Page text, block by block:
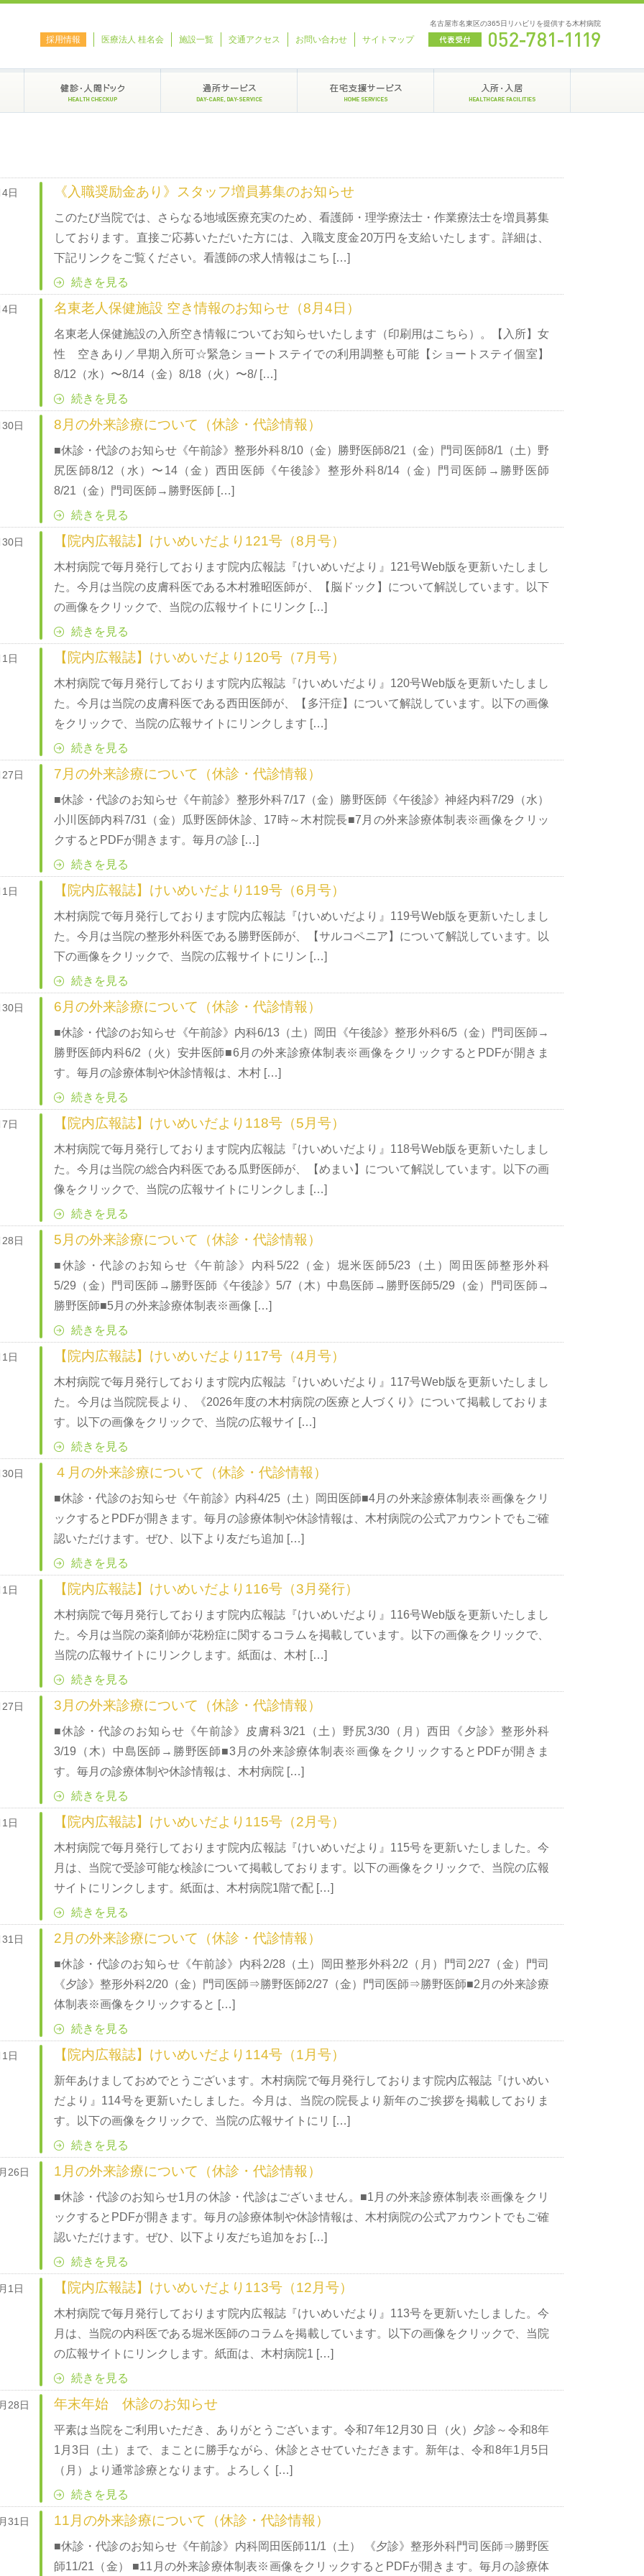
名古屋市名東区の365日リハビリを提供する木村病院
採用情報 医療法人 桂名会 施設一覧 交通アクセス お問い合わせ サイトマップ
日 《入職奨励金あり》スタッフ増員募集のお知らせ
このたび当院では、さらなる地域医療充実のため、看護師・理学療法士・作業療法士を増員募集
しております。直接ご応募いただいた方には、入職支度金20万円を支給いたします。詳細は、
下記リンクをご覧ください。看護師の求人情報はこち […]
続きを見る
日 名東老人保健施設 空き情報のお知らせ（8月4日）
名東老人保健施設の入所空き情報についてお知らせいたします（印刷用はこちら）。【入所】女
性 空きあり／早期入所可☆緊急ショートステイでの利用調整も可能【ショートステイ個室】
8/12（水）〜8/14（金）8/18（火）〜8/ […]
続きを見る
日 8月の外来診療について（休診・代診情報）
■休診・代診のお知らせ《午前診》整形外科8/10（金）勝野医師8/21（金）門司医師8/1（土）野
尻医師8/12（水）〜14（金）西田医師《午後診》整形外科8/14（金）門司医師→勝野医師
8/21（金）門司医師→勝野医師 […]
続きを見る
日 【院内広報誌】けいめいだより121号（8月号）
木村病院で毎月発行しております院内広報誌『けいめいだより』121号Web版を更新いたしまし
た。今月は当院の皮膚科医である木村雅昭医師が、【脳ドック】について解説しています。以下
の画像をクリックで、当院の広報サイトにリンク […]
続きを見る
日 【院内広報誌】けいめいだより120号（7月号）
木村病院で毎月発行しております院内広報誌『けいめいだより』120号Web版を更新いたしまし
た。今月は当院の皮膚科医である西田医師が、【多汗症】について解説しています。以下の画像
をクリックで、当院の広報サイトにリンクします […]
続きを見る
日 7月の外来診療について（休診・代診情報）
■休診・代診のお知らせ《午前診》整形外科7/17（金）勝野医師《午後診》神経内科7/29（水）
小川医師内科7/31（金）瓜野医師休診、17時～木村院長■7月の外来診療体制表※画像をクリッ
クするとPDFが開きます。毎月の診 […]
続きを見る
日 【院内広報誌】けいめいだより119号（6月号）
木村病院で毎月発行しております院内広報誌『けいめいだより』119号Web版を更新いたしまし
た。今月は当院の整形外科医である勝野医師が、【サルコペニア】について解説しています。以
下の画像をクリックで、当院の広報サイトにリン […]
続きを見る
日 6月の外来診療について（休診・代診情報）
■休診・代診のお知らせ《午前診》内科6/13（土）岡田《午後診》整形外科6/5（金）門司医師→
勝野医師内科6/2（火）安井医師■6月の外来診療体制表※画像をクリックするとPDFが開きま
す。毎月の診療体制や休診情報は、木村 […]
続きを見る
日 【院内広報誌】けいめいだより118号（5月号）
木村病院で毎月発行しております院内広報誌『けいめいだより』118号Web版を更新いたしまし
た。今月は当院の総合内科医である瓜野医師が、【めまい】について解説しています。以下の画
像をクリックで、当院の広報サイトにリンクしま […]
続きを見る
日 5月の外来診療について（休診・代診情報）
■休診・代診のお知らせ《午前診》内科5/22（金）堀米医師5/23（土）岡田医師整形外科
5/29（金）門司医師→勝野医師《午後診》5/7（木）中島医師→勝野医師5/29（金）門司医師→
勝野医師■5月の外来診療体制表※画像 […]
続きを見る
日 【院内広報誌】けいめいだより117号（4月号）
木村病院で毎月発行しております院内広報誌『けいめいだより』117号Web版を更新いたしまし
た。今月は当院院長より、《2026年度の木村病院の医療と人づくり》について掲載しておりま
す。以下の画像をクリックで、当院の広報サイ […]
続きを見る
日 ４月の外来診療について（休診・代診情報）
■休診・代診のお知らせ《午前診》内科4/25（土）岡田医師■4月の外来診療体制表※画像をクリ
ックするとPDFが開きます。毎月の診療体制や休診情報は、木村病院の公式アカウントでもご確
認いただけます。ぜひ、以下より友だち追加 […]
続きを見る
日 【院内広報誌】けいめいだより116号（3月発行）
木村病院で毎月発行しております院内広報誌『けいめいだより』116号Web版を更新いたしまし
た。今月は当院の薬剤師が花粉症に関するコラムを掲載しています。以下の画像をクリックで、
当院の広報サイトにリンクします。紙面は、木村 […]
続きを見る
日 3月の外来診療について（休診・代診情報）
■休診・代診のお知らせ《午前診》皮膚科3/21（土）野尻3/30（月）西田《夕診》整形外科
3/19（木）中島医師→勝野医師■3月の外来診療体制表※画像をクリックするとPDFが開きま
す。毎月の診療体制や休診情報は、木村病院 […]
続きを見る
日 【院内広報誌】けいめいだより115号（2月号）
木村病院で毎月発行しております院内広報誌『けいめいだより』115号を更新いたしました。今
月は、当院で受診可能な検診について掲載しております。以下の画像をクリックで、当院の広報
サイトにリンクします。紙面は、木村病院1階で配 […]
続きを見る
日 2月の外来診療について（休診・代診情報）
■休診・代診のお知らせ《午前診》内科2/28（土）岡田整形外科2/2（月）門司2/27（金）門司
《夕診》整形外科2/20（金）門司医師⇒勝野医師2/27（金）門司医師⇒勝野医師■2月の外来診療
体制表※画像をクリックすると […]
続きを見る
日 【院内広報誌】けいめいだより114号（1月号）
新年あけましておめでとうございます。木村病院で毎月発行しております院内広報誌『けいめい
だより』114号を更新いたしました。今月は、当院の院長より新年のご挨拶を掲載しておりま
す。以下の画像をクリックで、当院の広報サイトにリ […]
続きを見る
26日 1月の外来診療について（休診・代診情報）
■休診・代診のお知らせ1月の休診・代診はございません。■1月の外来診療体制表※画像をクリ
ックするとPDFが開きます。毎月の診療体制や休診情報は、木村病院の公式アカウントでもご確
認いただけます。ぜひ、以下より友だち追加をお […]
続きを見る
1日 【院内広報誌】けいめいだより113号（12月号）
木村病院で毎月発行しております院内広報誌『けいめいだより』113号を更新いたしました。今
月は、当院の内科医である堀米医師のコラムを掲載しています。以下の画像をクリックで、当院
の広報サイトにリンクします。紙面は、木村病院1 […]
続きを見る
28日 年末年始 休診のお知らせ
平素は当院をご利用いただき、ありがとうございます。令和7年12月30 日（火）夕診～令和8年
1月3日（土）まで、まことに勝手ながら、休診とさせていただきます。新年は、令和8年1月5日
（月）より通常診療となります。よろしく […]
続きを見る
31日 11月の外来診療について（休診・代診情報）
■休診・代診のお知らせ《午前診》内科岡田医師11/1（土） 《夕診》整形外科門司医師⇒勝野医
師11/21（金） ■11月の外来診療体制表※画像をクリックするとPDFが開きます。毎月の診療体